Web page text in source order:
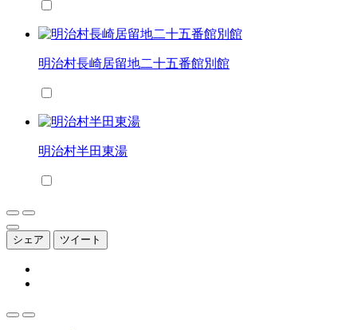
明治村長崎居留地二十五番館別館
明治村半田東湯
シェア ツイート